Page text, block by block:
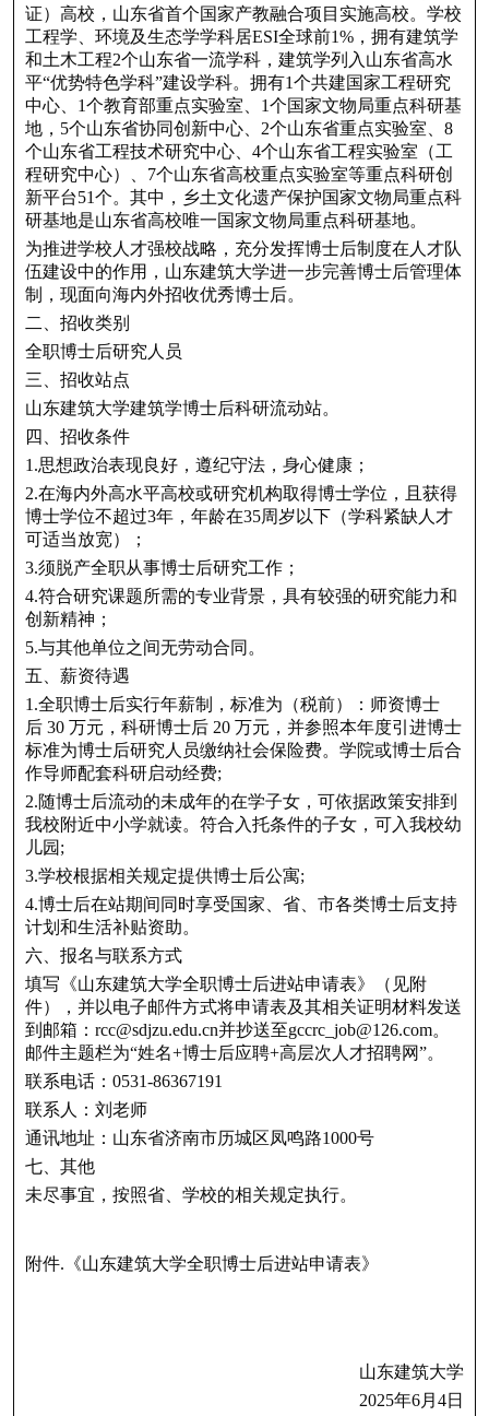
证）高校，山东省首个国家产教融合项目实施高校。学校
工程学、环境及生态学学科居ESI全球前1%，拥有建筑学
和土木工程2个山东省一流学科，建筑学列入山东省高水
平“优势特色学科”建设学科。拥有1个共建国家工程研究
中心、1个教育部重点实验室、1个国家文物局重点科研基
地，5个山东省协同创新中心、2个山东省重点实验室、8
个山东省工程技术研究中心、4个山东省工程实验室（工
程研究中心）、7个山东省高校重点实验室等重点科研创
新平台51个。其中，乡土文化遗产保护国家文物局重点科
研基地是山东省高校唯一国家文物局重点科研基地。
为推进学校人才强校战略，充分发挥博士后制度在人才队
伍建设中的作用，山东建筑大学进一步完善博士后管理体
制，现面向海内外招收优秀博士后。
二、招收类别
全职博士后研究人员
三、招收站点
山东建筑大学建筑学博士后科研流动站。
四、招收条件
1.思想政治表现良好，遵纪守法，身心健康；
2.在海内外高水平高校或研究机构取得博士学位，且获得
博士学位不超过3年，年龄在35周岁以下（学科紧缺人才
可适当放宽）；
3.须脱产全职从事博士后研究工作；
4.符合研究课题所需的专业背景，具有较强的研究能力和
创新精神；
5.与其他单位之间无劳动合同。
五、薪资待遇
1.全职博士后实行年薪制，标准为（税前）：师资博士
后 30 万元，科研博士后 20 万元，并参照本年度引进博士
标准为博士后研究人员缴纳社会保险费。学院或博士后合
作导师配套科研启动经费;
2.随博士后流动的未成年的在学子女，可依据政策安排到
我校附近中小学就读。符合入托条件的子女，可入我校幼
儿园;
3.学校根据相关规定提供博士后公寓;
4.博士后在站期间同时享受国家、省、市各类博士后支持
计划和生活补贴资助。
六、报名与联系方式
填写《山东建筑大学全职博士后进站申请表》（见附
件），并以电子邮件方式将申请表及其相关证明材料发送
到邮箱：rcc@sdjzu.edu.cn并抄送至gccrc_job@126.com。
邮件主题栏为“姓名+博士后应聘+高层次人才招聘网”。
联系电话：0531-86367191
联系人：刘老师
通讯地址：山东省济南市历城区凤鸣路1000号
七、其他
未尽事宜，按照省、学校的相关规定执行。
附件.《山东建筑大学全职博士后进站申请表》
山东建筑大学
2025年6月4日